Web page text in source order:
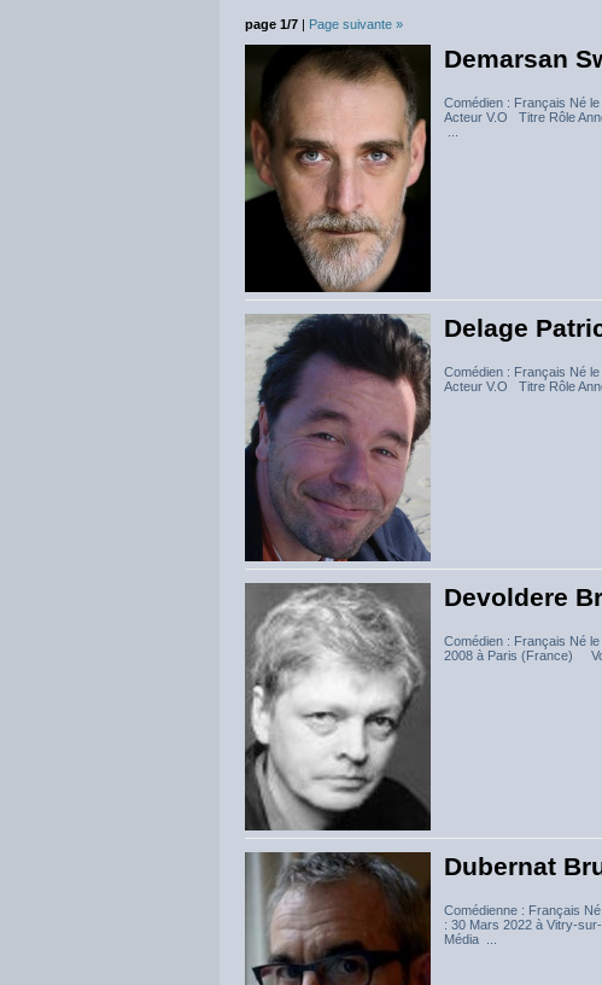
page 1/7 | Page suivante »
Demarsan
Comédien : Français Né
Acteur V.O Titre Rôle
Delage
Comédien : Français Né
Acteur V.O Titre Rôle
Devoldere
Comédien : Français Né
2008 à Paris (France)
Dubernat
Comédienne : Français
: 30 Mars 2022 à Vitry-
Média ...